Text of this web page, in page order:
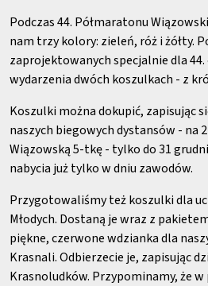
Podczas 44. Półmaratonu
nam trzy kolory: zieleń, róż i żółty.
zaprojektowanych specjalnie dla 44.
wydarzenia dwóch koszulkach - z
Koszulki można dokupić, zapisując
naszych biegowych dystansów - na
Wiązowską 5-tkę - tylko do 31
nabycia już tylko w dniu zawodów.
Przygotowaliśmy też koszulki dla
Młodych. Dostaną je wraz z
piękne, czerwone wdzianka dla
Krasnali. Odbierzecie je, zapisując
Krasnoludków. Przypominamy, że